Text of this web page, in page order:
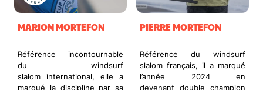
MARION MORTEFON
Référence incontournable
du windsurf
slalom international, elle a
marqué la discipline par sa
PIERRE MORTEFON
Référence du windsurf
slalom français, il a marqué
l’année 2024 en
devenant double champion